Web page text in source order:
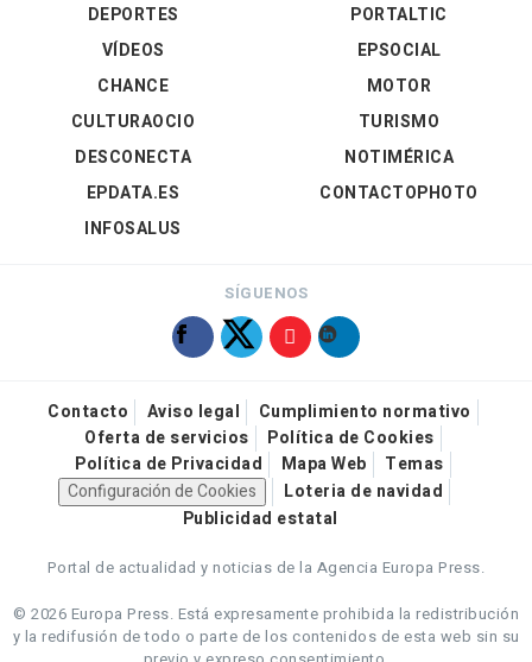
DEPORTES
VÍDEOS
PORTALTIC
EPSOCIAL
CHANCE
CULTURAOCIO
DESCONECTA
EPDATA.ES
INFOSALUS
MOTOR
TURISMO
NOTIMÉRICA
CONTACTOPHOTO
SÍGUENOS
Contacto Aviso legal
Cumplimiento normativo
Oferta de servicios
Política de Cookies
Política de Privacidad
Mapa Web
Temas
Configuración de Cookies
Loteria de navidad
Publicidad estatal
Portal de actualidad y noticias de la Agencia Europa Press.
© 2026 Europa Press. Está expresamente prohibida la redistribución
y la redifusión de todo o parte de los contenidos de esta web sin su